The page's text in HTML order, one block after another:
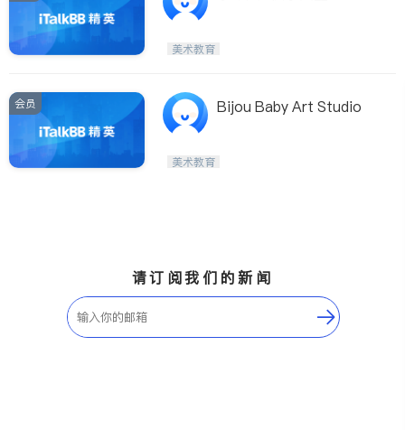
美术教育
会员 Bijou Baby Art Studio
美术教育
请订阅我们的新闻